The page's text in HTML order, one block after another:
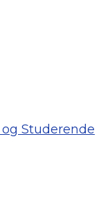
Studerende